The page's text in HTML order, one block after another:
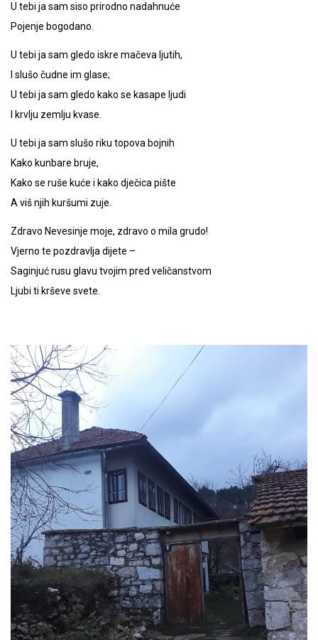
U tebi ja sam siso prirodno nadahnuće
Pojenje bogodano.
U tebi ja sam gledo iskre mačeva ljutih,
I slušo čudne im glase;
U tebi ja sam gledo kako se kasape ljudi
I krvlju zemlju kvase.
U tebi ja sam slušo riku topova bojnih
Kako kunbare bruje,
Kako se ruše kuće i kako dječica pište
A viš njih kuršumi zuje.
Zdravo Nevesinje moje, zdravo o mila grudo!
Vjerno te pozdravlja dijete –
Saginjuć rusu glavu tvojim pred veličanstvom
Ljubi ti krševe svete.